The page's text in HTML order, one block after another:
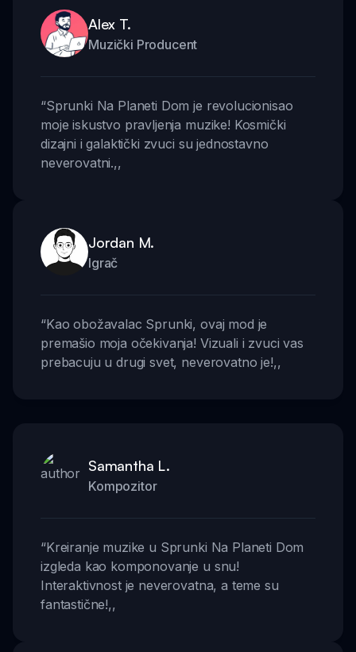
Alex T.
Muzički Producent
“Sprunki Na Planeti Dom je revolucionisao
moje iskustvo pravljenja muzike! Kosmički
dizajni i galaktički zvuci su jednostavno
neverovatni.,,
Jordan M.
Igrač
“Kao obožavalac Sprunki, ovaj mod je
premašio moja očekivanja! Vizuali i zvuci vas
prebacuju u drugi svet, neverovatno je!,,
Samantha L.
Kompozitor
“Kreiranje muzike u Sprunki Na Planeti Dom
izgleda kao komponovanje u snu!
Interaktivnost je neverovatna, a teme su
fantastične!,,